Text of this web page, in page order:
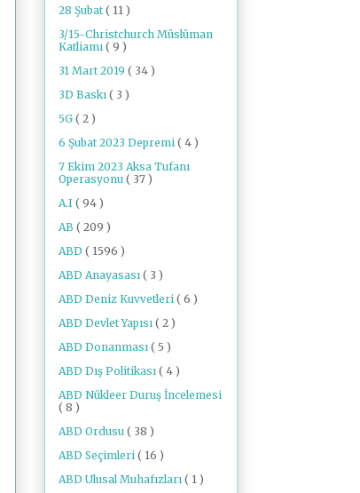
28 Şubat ( 11 )
3/15-Christchurch Müslüman
Katliamı ( 9 )
31 Mart 2019 ( 34 )
3D Baskı ( 3 )
5G ( 2 )
6 Şubat 2023 Depremi ( 4 )
7 Ekim 2023 Aksa Tufanı
Operasyonu ( 37 )
A.I ( 94 )
AB ( 209 )
ABD ( 1596 )
ABD Anayasası ( 3 )
ABD Deniz Kuvvetleri ( 6 )
ABD Devlet Yapısı ( 2 )
ABD Donanması ( 5 )
ABD Dış Politikası ( 4 )
ABD Nükleer Duruş İncelemesi
( 8 )
ABD Ordusu ( 38 )
ABD Seçimleri ( 16 )
ABD Ulusal Muhafızları ( 1 )